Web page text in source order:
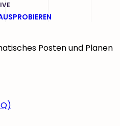
Posten und Planen